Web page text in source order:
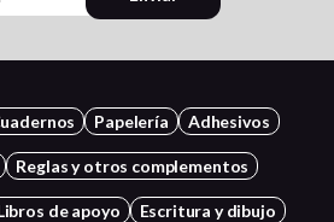
Papelería Adhesivos
Reglas y otros complementos
de apoyo Escritura y dibujo